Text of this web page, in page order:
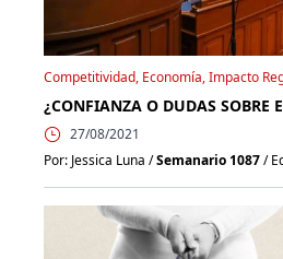
Competitividad, Economía, Impacto
¿CONFIANZA O DUDAS SOBRE
27/08/2021
Por: Jessica Luna /Semanario 1087/